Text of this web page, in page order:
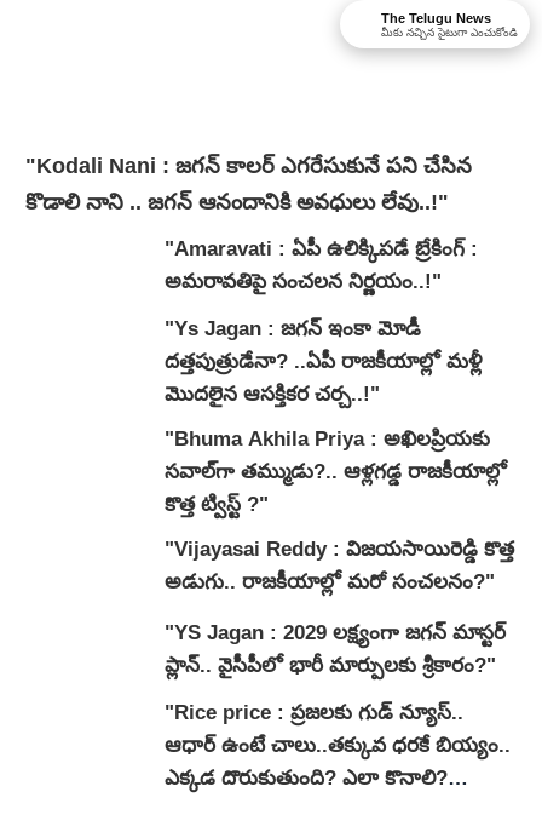
"Kodali Nani : జగన్ కాలర్ ఎగరేసుకునే పని చేసిన
కొడాలి నాని .. జగన్ ఆనందానికి అవధులు లేవు..!"
"Amaravati : ఏపీ ఉలిక్కిపడే బ్రేకింగ్ :
అమరావతిపై సంచలన నిర్ణయం..!"
"Ys Jagan : జగన్ ఇంకా మోడీ
దత్తపుత్రుడేనా? ..ఏపీ రాజకీయాల్లో మళ్లీ
మొదలైన ఆసక్తికర చర్చ..!"
"Bhuma Akhila Priya : అఖిలప్రియకు
సవాల్‌గా తమ్ముడు?.. ఆళ్లగడ్డ రాజకీయాల్లో
కొత్త ట్విస్ట్ ?"
"Vijayasai Reddy : విజయసాయిరెడ్డి కొత్త
అడుగు.. రాజకీయాల్లో మరో సంచలనం?"
"YS Jagan : 2029 లక్ష్యంగా జగన్ మాస్టర్
ప్లాన్.. వైసీపీలో భారీ మార్పులకు శ్రీకారం?"
"Rice price : ప్రజలకు గుడ్ న్యూస్..
ఆధార్ ఉంటే చాలు..తక్కువ ధరకే బియ్యం..
ఎక్కడ దొరుకుతుంది? ఎలా కొనాలి?
The Telugu News
మీకు నచ్చిన సైటుగా ఎంచుకోండి